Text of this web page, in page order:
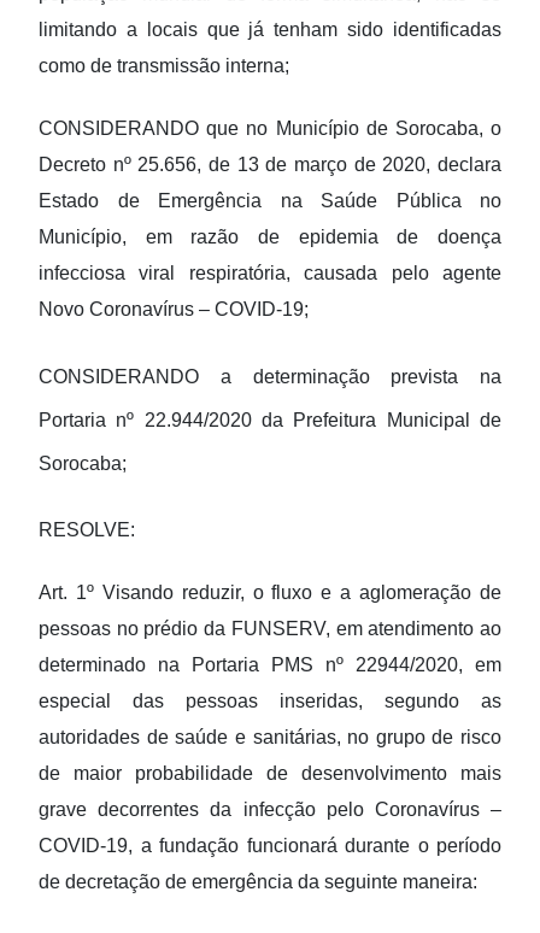
limitando a locais que já tenham sido identificadas
como de transmissão interna;
CONSIDERANDO que no Município de Sorocaba, o
Decreto nº 25.656, de 13 de março de 2020, declara
Estado de Emergência na Saúde Pública no
Município, em razão de epidemia de doença
infecciosa viral respiratória, causada pelo agente
Novo Coronavírus – COVID-19;
CONSIDERANDO a determinação prevista na
Portaria nº 22.944/2020 da Prefeitura Municipal de
Sorocaba;
RESOLVE:
Art. 1º Visando reduzir, o fluxo e a aglomeração de
pessoas no prédio da FUNSERV, em atendimento ao
determinado na Portaria PMS nº 22944/2020, em
especial das pessoas inseridas, segundo as
autoridades de saúde e sanitárias, no grupo de risco
de maior probabilidade de desenvolvimento mais
grave decorrentes da infecção pelo Coronavírus –
COVID-19, a fundação funcionará durante o período
de decretação de emergência da seguinte maneira: